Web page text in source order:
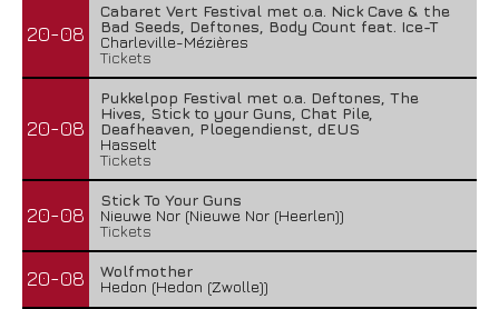
20-08
Cabaret Vert Festival met o.a. Nick Cave & the
Bad Seeds, Deftones, Body Count feat. Ice-T
Charleville-Mézières
Tickets
20-08
Pukkelpop Festival met o.a. Deftones, The
Hives, Stick to your Guns, Chat Pile,
Deafheaven, Ploegendienst, dEUS
Hasselt
Tickets
20-08
Stick To Your Guns
Nieuwe Nor (Nieuwe Nor (Heerlen))
Tickets
20-08
Wolfmother
Hedon (Hedon (Zwolle))